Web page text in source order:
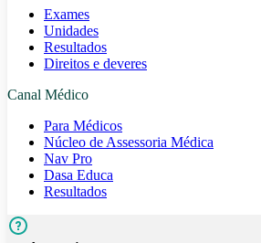
Exames
Unidades
Resultados
Direitos e deveres
Canal Médico
Para Médicos
Núcleo de Assessoria Médica
Nav Pro
Dasa Educa
Resultados